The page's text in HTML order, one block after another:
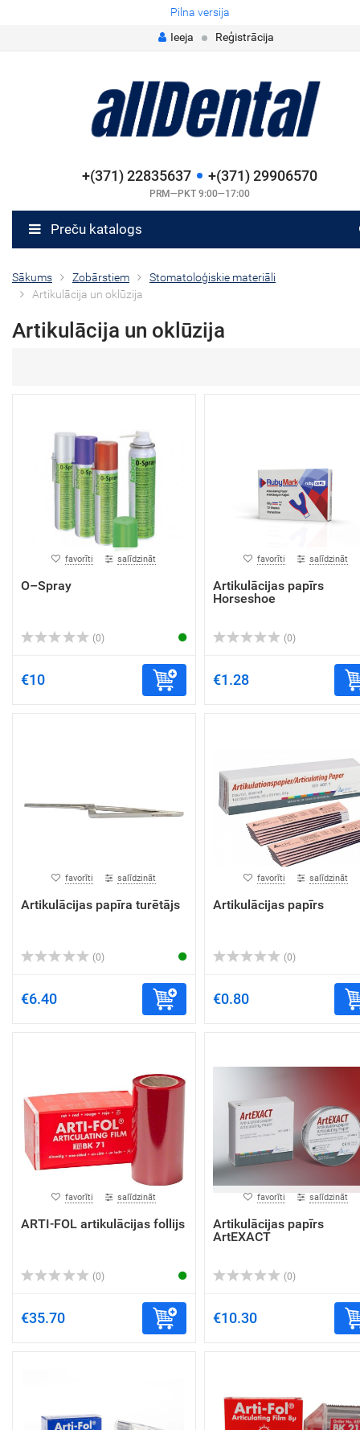
Pilna versija
Ieeja
Reģistrācija
+(371) 22835637 +(371) 29906570
PRM—PKT 9:00—17:00
Preču katalogs
Sākums Zobārstiem
Stomatoloģiskie materiāli
Artikulācija un oklūzija
Artikulācija un oklūzija
favorīti salīdzināt
O–Spray
(0)
€10
favorīti salīdzināt
Artikulācijas papīrs
Horseshoe
(0)
€1.28
favorīti salīdzināt
Artikulācijas papīra turētājs
(0)
€6.40
favorīti salīdzināt
Artikulācijas papīrs
(0)
€0.80
favorīti salīdzināt
ARTI-FOL artikulācijas follijs
(0)
€35.70
favorīti salīdzināt
Artikulācijas papīrs
ArtEXACT
(0)
€10.30